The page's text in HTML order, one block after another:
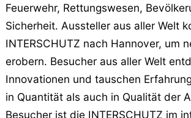
Feuerwehr, Rettungswesen,
Sicherheit. Aussteller aus aller Welt
INTERSCHUTZ nach Hannover, um
erobern. Besucher aus aller Welt
Innovationen und tauschen
in Quantität als auch in Qualität der
Besucher ist die INTERSCHUTZ im